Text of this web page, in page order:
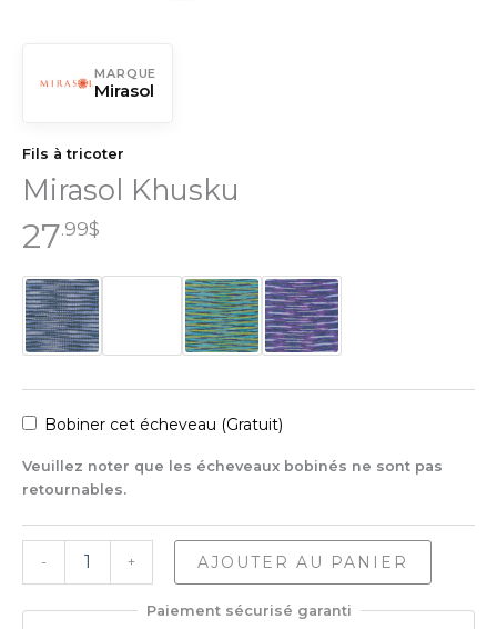
MARQUE
Mirasol
Fils à tricoter
Mirasol Khusku
27.99$
Bobiner cet écheveau (Gratuit)
Veuillez noter que les écheveaux bobinés ne sont pas
retournables.
-
quantité
Khusku
+ AJOUTER AU PANIER
Paiement sécurisé garanti